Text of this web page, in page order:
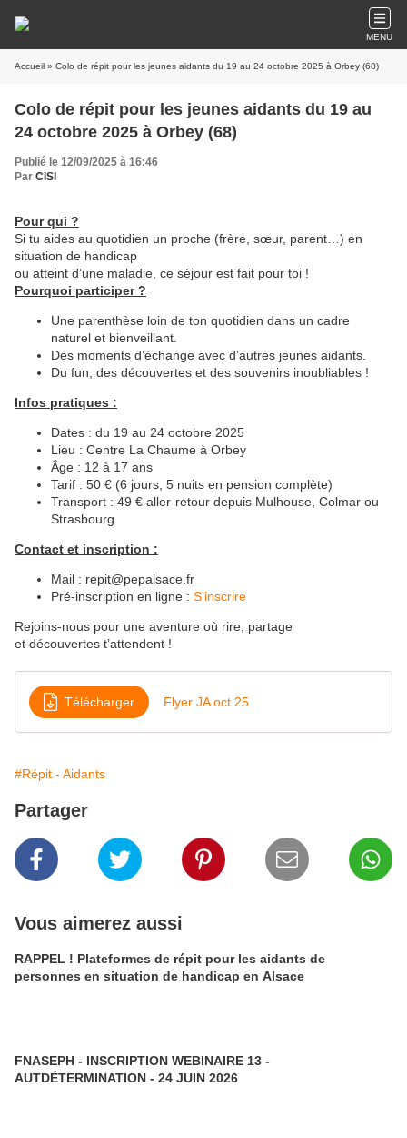
MENU
Accueil » Colo de répit pour les jeunes aidants du 19 au 24 octobre 2025 à Orbey (68)
Colo de répit pour les jeunes aidants du 19 au
24 octobre 2025 à Orbey (68)
Publié le 12/09/2025 à 16:46
Par CISI
Pour qui ?
Si tu aides au quotidien un proche (frère, sœur, parent…) en
situation de handicap
ou atteint d’une maladie, ce séjour est fait pour toi !
Pourquoi participer ?
Une parenthèse loin de ton quotidien dans un cadre
naturel et bienveillant.
Des moments d’échange avec d’autres jeunes aidants.
Du fun, des découvertes et des souvenirs inoubliables !
Infos pratiques :
Dates : du 19 au 24 octobre 2025
Lieu : Centre La Chaume à Orbey
Âge : 12 à 17 ans
Tarif : 50 € (6 jours, 5 nuits en pension complète)
Transport : 49 € aller-retour depuis Mulhouse, Colmar ou
Strasbourg
Contact et inscription :
Mail : repit@pepalsace.fr
Pré-inscription en ligne : S’inscrire
Rejoins-nous pour une aventure où rire, partage
et découvertes t’attendent !
Télécharger Flyer JA oct 25
#Répit - Aidants
Partager
Vous aimerez aussi
RAPPEL ! Plateformes de répit pour les aidants de
personnes en situation de handicap en Alsace
FNASEPH - INSCRIPTION WEBINAIRE 13 -
AUTDÉTERMINATION - 24 JUIN 2026